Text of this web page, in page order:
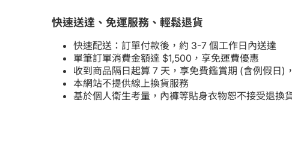
快速送達、免運服務、輕鬆退貨
快速配送：訂單付款後，約 3-7 個工作日內送達
單筆訂單消費金額達 $1,500，享免運費優惠
收到商品隔日起算 7 天，享免費鑑賞期 (含例假日)
本網站不提供線上換貨服務
基於個人衛生考量，內褲等貼身衣物恕不接受退換